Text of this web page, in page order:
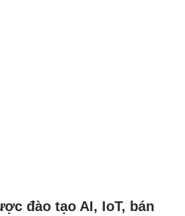
đào tạo AI, IoT, bán